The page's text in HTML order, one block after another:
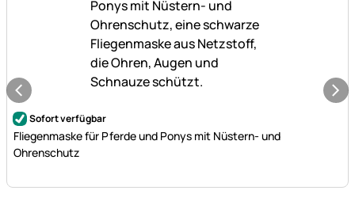
Noch keine Bewertungen abgegeben
Sofort verfügbar
Fliegenmaske für Pferde und Ponys mit Nüstern- und
Ohrenschutz